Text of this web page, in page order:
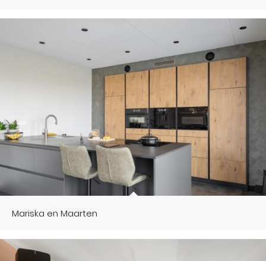
Mariska en Maarten